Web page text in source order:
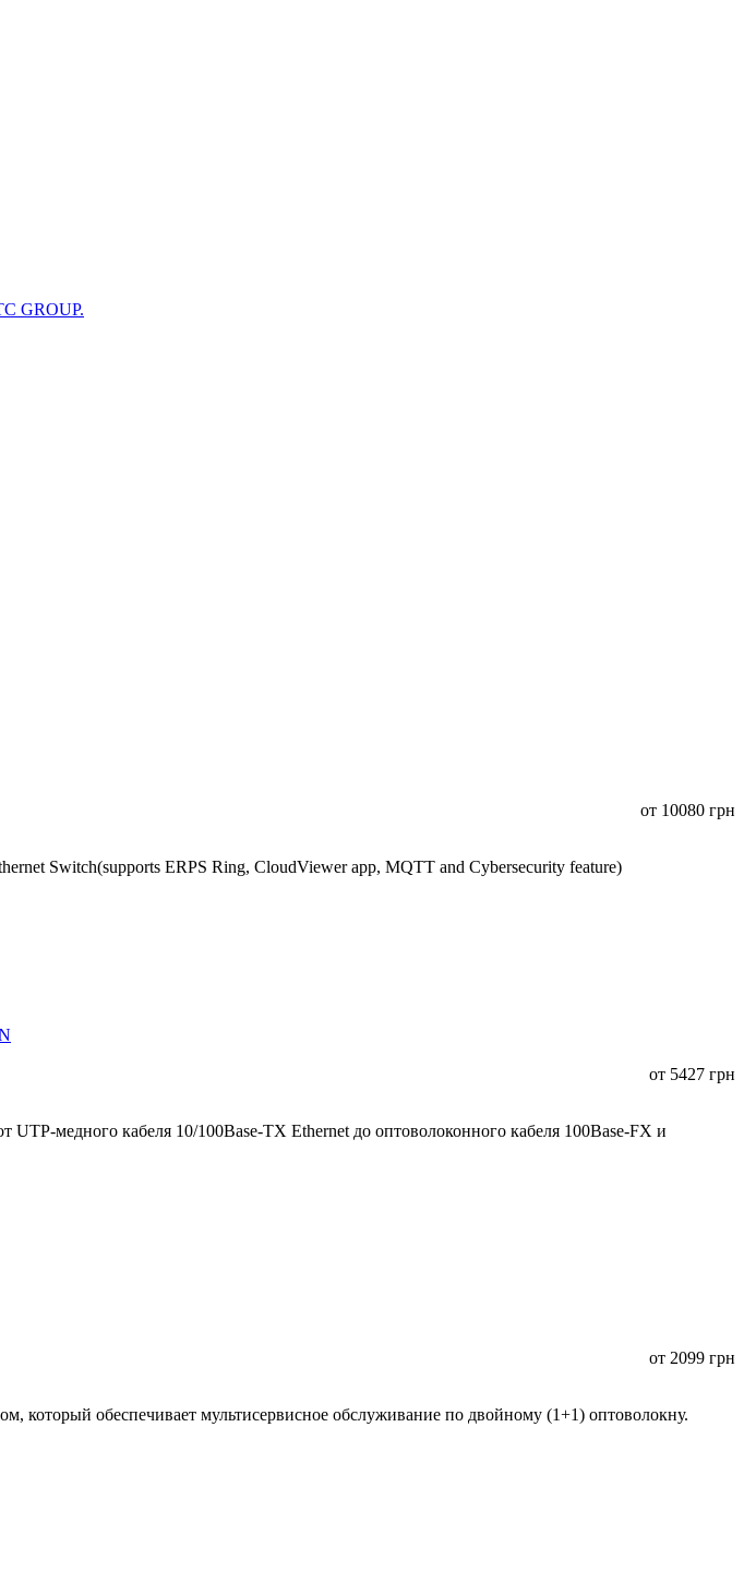
от 10080 грн
Switch(supports ERPS Ring, CloudViewer app, MQTT and Cybersecurity feature)
от 5427 грн
медного кабеля 10/100Base-TX Ethernet до оптоволоконного кабеля 100Base-FX и
от 2099 грн
который обеспечивает мультисервисное обслуживание по двойному (1+1) оптоволокну.